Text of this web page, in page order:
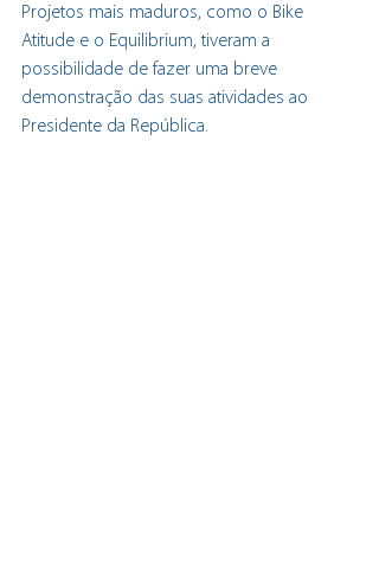
Projetos mais maduros, como o Bike
Atitude e o Equilibrium, tiveram a
possibilidade de fazer uma breve
demonstração das suas atividades ao
Presidente da República.